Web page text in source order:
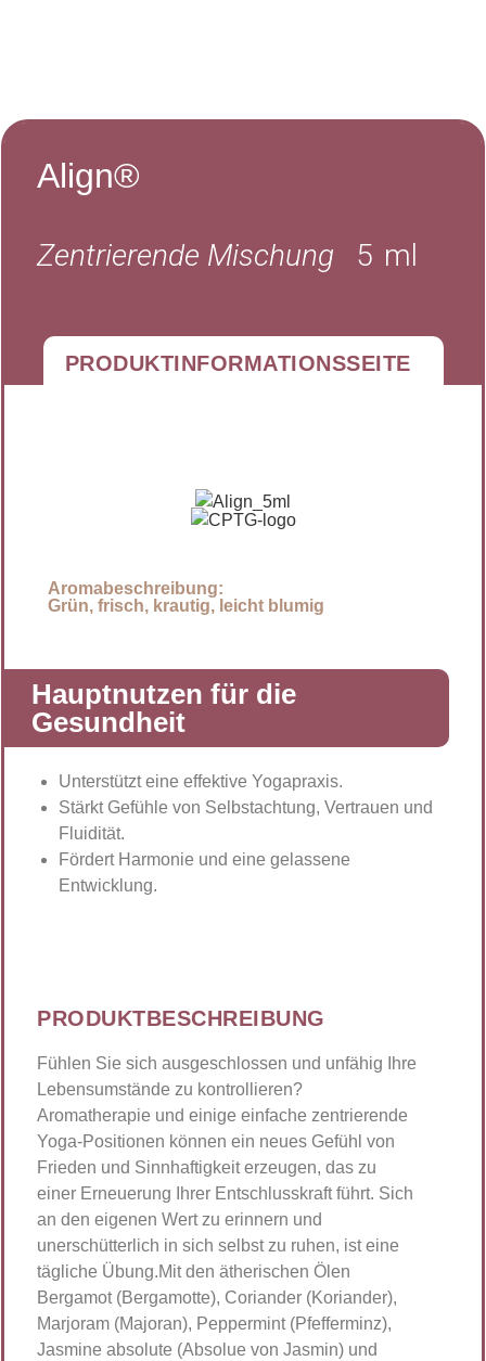
Align®
Zentrierende Mischung 5 ml
PRODUKTINFORMATIONSSEITE
Aromabeschreibung:
Grün, frisch, krautig, leicht blumig
Hauptnutzen für die
Gesundheit
Unterstützt eine effektive Yogapraxis.
Stärkt Gefühle von Selbstachtung, Vertrauen und
Fluidität.
Fördert Harmonie und eine gelassene
Entwicklung.
PRODUKTBESCHREIBUNG
Fühlen Sie sich ausgeschlossen und unfähig Ihre
Lebensumstände zu kontrollieren?
Aromatherapie und einige einfache zentrierende
Yoga-Positionen können ein neues Gefühl von
Frieden und Sinnhaftigkeit erzeugen, das zu
einer Erneuerung Ihrer Entschlusskraft führt. Sich
an den eigenen Wert zu erinnern und
unerschütterlich in sich selbst zu ruhen, ist eine
tägliche Übung.Mit den ätherischen Ölen
Bergamot (Bergamotte), Coriander (Koriander),
Marjoram (Majoran), Peppermint (Pfefferminz),
Jasmine absolute (Absolue von Jasmin) und